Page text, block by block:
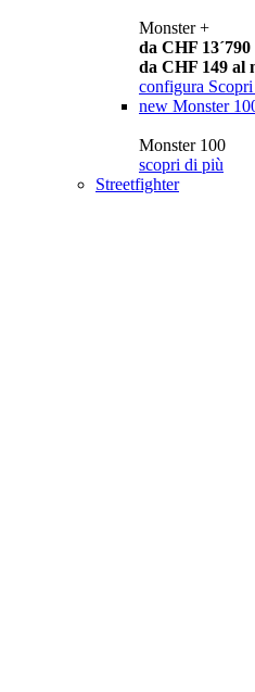
Monster +
da CHF 13´790
da CHF 149 al
configura
new Monster
Monster 100
scopri di più
Streetfighter